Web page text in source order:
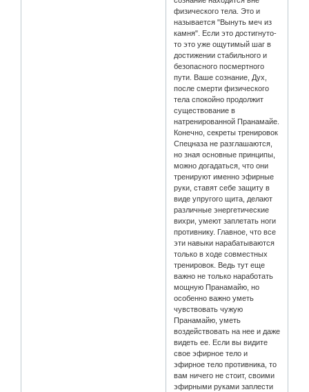
физического тела. Это и
называется "Вынуть меч из
камня". Если это достигнуто-
то это уже ощутимый шаг в
достижении стабильного и
безопасного посмертного
пути. Ваше сознание, Дух,
после смерти физического
тела спокойно продолжит
существование в
натренированной Пранамайе.
Конечно, секреты тренировок
Спецназа не разглашаются,
но зная основные принципы,
можно догадаться, что они
тренируют именно эфирные
руки, ставят себе защиту в
виде упругого щита, делают
различные энергетические
вихри, умеют заплетать ноги
противнику. Главное, что все
эти навыки нарабатываются
только в ходе совместных
тренировок. Ведь тут еще
важно не только наработать
мощную Пранамайю, но
особенно важно уметь
чувствовать чужую
Пранамайю, уметь
воздействовать на нее и даже
видеть ее. Если вы видите
свое эфирное тело и
эфирное тело противника, то
вам ничего не стоит, своими
эфирными руками заплести